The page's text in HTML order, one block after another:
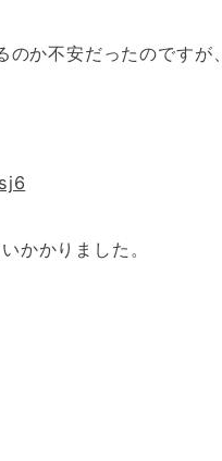
か不安だったのですが、
かかりました。